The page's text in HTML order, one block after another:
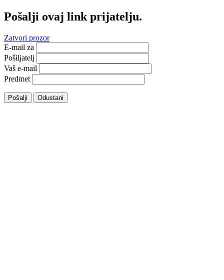
Pošalji ovaj link prijatelju.
Zatvori prozor
E-mail za
Pošiljatelj
Vaš e-mail
Predmet
Pošalji Odustani